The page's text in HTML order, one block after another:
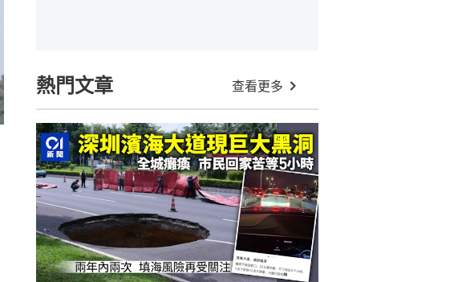
熱門文章 查看更多